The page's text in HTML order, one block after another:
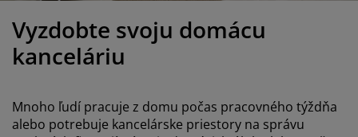
skrine
s úložným priestorom
matrace
nábytku
osvetlenie
Vyzdobte svoju domácu
kanceláriu
Mnoho ľudí pracuje z domu počas pracovného týždňa
alebo potrebuje kancelárske priestory na správu